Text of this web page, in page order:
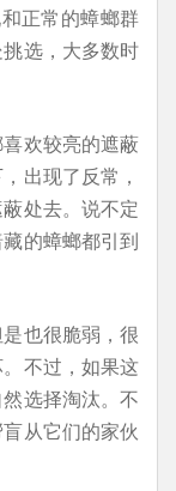
正常的蟑螂群
选，大多数时
欢较亮的遮蔽
出现了反常，
处去。说不定
的蟑螂都引到
也很脆弱，很
不过，如果这
选择淘汰。不
从它们的家伙